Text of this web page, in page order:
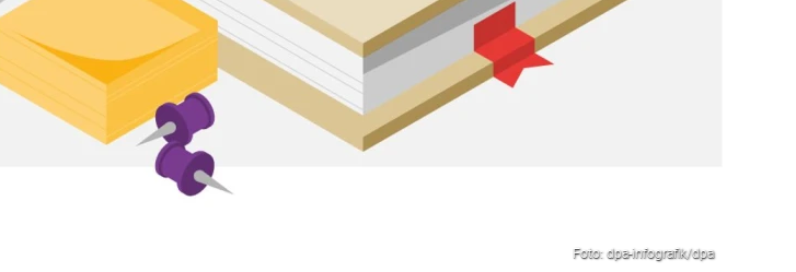
Foto: dpa-infografik/dpa